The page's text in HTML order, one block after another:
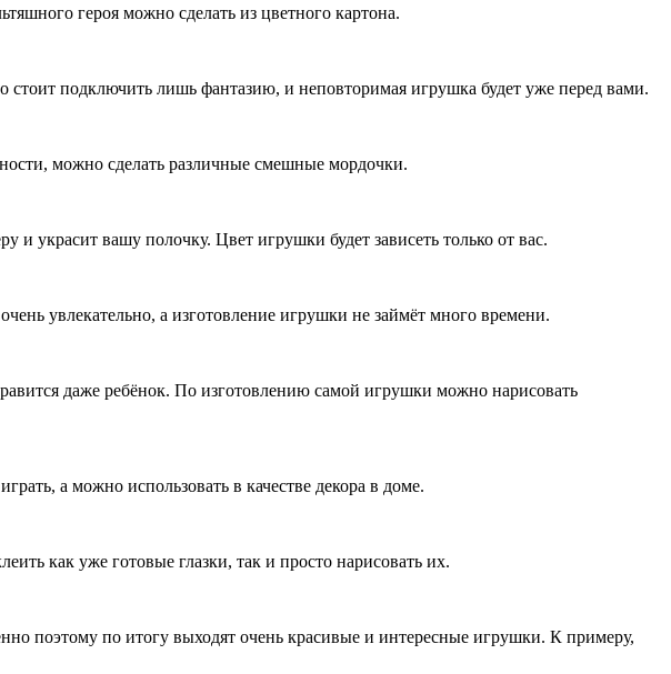
героя можно сделать из цветного картона.
стоит подключить лишь фантазию, и неповторимая игрушка будет уже перед вами.
можно сделать различные смешные мордочки.
и украсит вашу полочку. Цвет игрушки будет зависеть только от вас.
увлекательно, а изготовление игрушки не займёт много времени.
даже ребёнок. По изготовлению самой игрушки можно нарисовать
а можно использовать в качестве декора в доме.
как уже готовые глазки, так и просто нарисовать их.
поэтому по итогу выходят очень красивые и интересные игрушки. К примеру,